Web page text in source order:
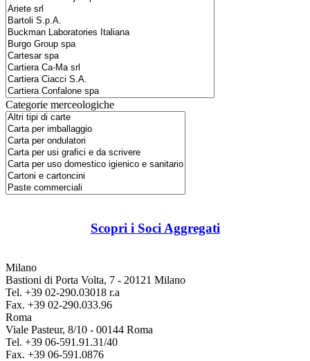
Categorie merceologiche
Scopri i Soci Aggregati
Milano
Bastioni di Porta Volta, 7 - 20121 Milano
Tel. +39 02-290.03018 r.a
Fax. +39 02-290.033.96
Roma
Viale Pasteur, 8/10 - 00144 Roma
Tel. +39 06-591.91.31/40
Fax. +39 06-591.0876